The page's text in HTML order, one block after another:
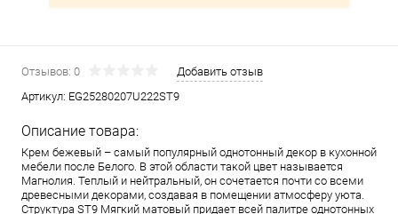
Отзывов: 0
Добавить отзыв
Артикул: EG25280207U222ST9
Описание товара:
Крем бежевый – самый популярный однотонный декор в кухонной
мебели после Белого. В этой области такой цвет называется
Магнолия. Теплый и нейтральный, он сочетается почти со всеми
древесными декорами, создавая в помещении атмосферу уюта.
Структура ST9 Мягкий матовый придает всей палитре однотонных